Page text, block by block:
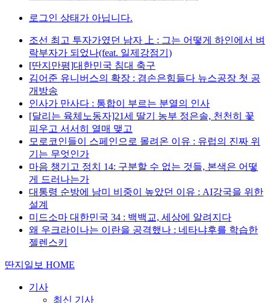
로그인 상태가 아닙니다.
조선 최고 투자가였던 남자 上 : 그는 어떻게 하인에서 벼
락부자가 되었나(feat. 일제강점기)
[딴지만평]대한민국 침대 축구
김어준 유니버스의 확장 : 겸손은힘들다 뉴스공장 첫 공
개방송
인사가 만사다 : 통합이 부르는 분열의 인사
[달리는 육체노동자]21세 딸기 농부 정은솔, 천천히 꽃
피우고 서서히 열매 맺고
모로코인들이 스페인으로 몰려온 이유 : 유럽의 진짜 위
기는 무엇인가
마음 챙기고 정치 14: 구분할 수 없는 것들, 본색은 어떻
게 드러나는가
대통령 순방에 남미 비중이 높았던 이유 : AI강국을 위한
설계
미드소마 대한민국 34 : 백백교, 세상에 알려지다
왜 우크라이나는 이란을 공격했나 : 네타냐후를 학습한
젤렌스키
딴지일보 HOME
기사
최신 기사